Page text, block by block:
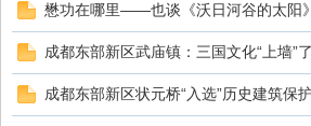
懋功在哪里——也谈《沃日河谷的太阳》
成都东部新区武庙镇：三国文化“上墙”了
成都东部新区状元桥“入选”历史建筑保